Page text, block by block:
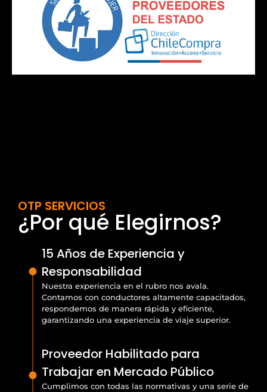
OTP SERVICIOS
¿Por qué Elegirnos?
15 Años de Experiencia y
Responsabilidad
Nuestra experiencia en el rubro nos avala.
Contamos con conductores altamente capacitados,
respondemos de manera rápida y eficiente,
garantizando una experiencia de viaje superior.
Proveedor Habilitado para
Trabajar en Mercado Público
Cumplimos con todas las normativas y una serie de